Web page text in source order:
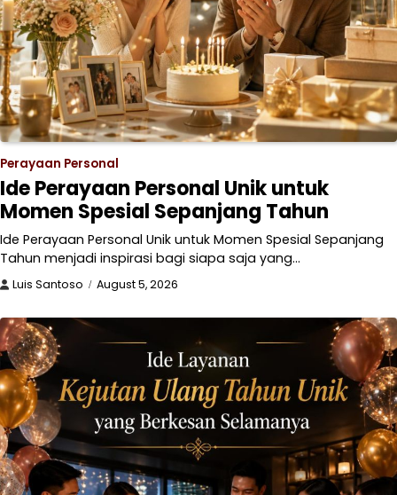
Perayaan Personal
Ide Perayaan Personal Unik untuk
Momen Spesial Sepanjang Tahun
Ide Perayaan Personal Unik untuk Momen Spesial Sepanjang
Tahun menjadi inspirasi bagi siapa saja yang…
Luis Santoso August 5, 2026